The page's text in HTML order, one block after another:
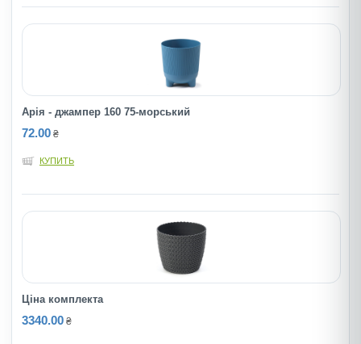
Арія - джампер 160 75-морський
72.00 ₴
КУПИТЬ
Ціна комплекта
3340.00 ₴